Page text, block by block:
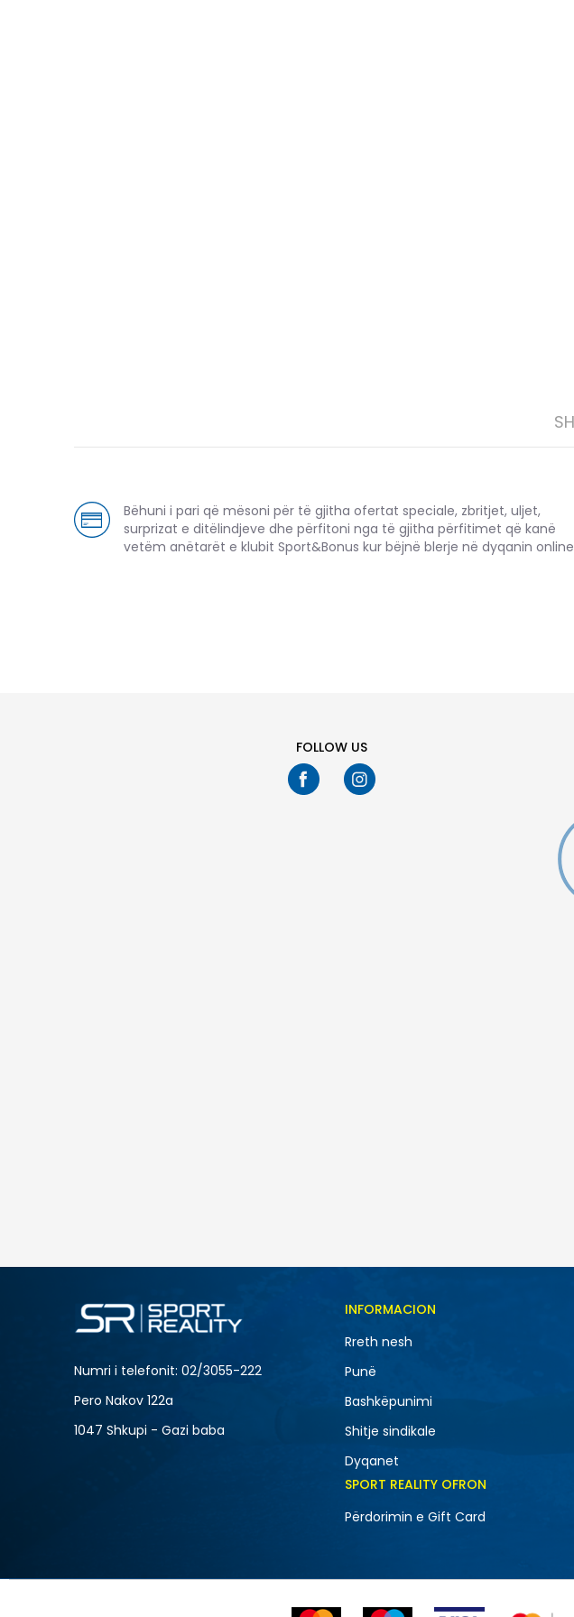
Bëhuni i pari që mësoni për të gjitha ofertat speciale, zbritjet, uljet,
surprizat e ditëlindjeve dhe përfitoni nga të gjitha përfitimet që kanë
vetëm anëtarët e klubit Sport&Bonus kur bëjnë blerje në dyqanin
FOLLOW US
Numri i telefonit: 02/3055-222
Pero Nakov 122a
1047 Shkupi - Gazi baba
INFORMACION
Rreth nesh
Punë
Bashkëpunimi
Shitje sindikale
Dyqanet
SPORT REALITY OFRON
Përdorimin e Gift Card